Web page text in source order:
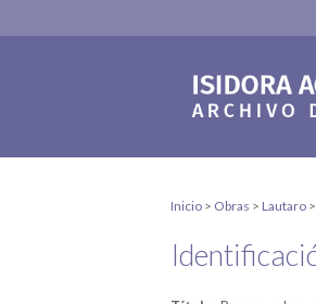
Inicio > Obras > Lautaro >